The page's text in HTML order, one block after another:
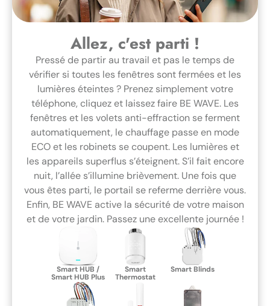
Allez, c'est parti !
Pressé de partir au travail et pas le temps de
vérifier si toutes les fenêtres sont fermées et les
lumières éteintes ? Prenez simplement votre
téléphone, cliquez et laissez faire BE WAVE. Les
fenêtres et les volets anti-effraction se ferment
automatiquement, le chauffage passe en mode
ECO et les robinets se coupent. Les lumières et
les appareils superflus s’éteignent. S’il fait encore
nuit, l’allée s’illumine brièvement. Une fois que
vous êtes parti, le portail se referme derrière vous.
Enfin, BE WAVE active la sécurité de votre maison
et de votre jardin. Passez une excellente journée !
Smart HUB /
Smart HUB Plus
Smart
Thermostat
Smart Blinds